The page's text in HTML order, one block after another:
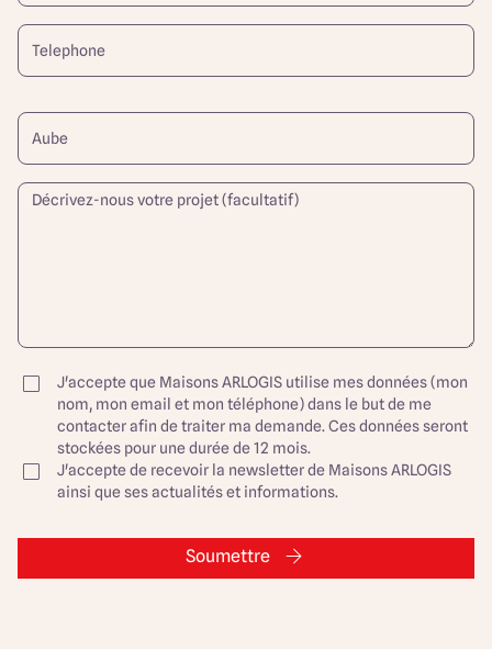
J'accepte que Maisons ARLOGIS utilise mes données (mon
nom, mon email et mon téléphone) dans le but de me
contacter afin de traiter ma demande. Ces données seront
stockées pour une durée de 12 mois.
J'accepte de recevoir la newsletter de Maisons ARLOGIS
ainsi que ses actualités et informations.
Soumettre